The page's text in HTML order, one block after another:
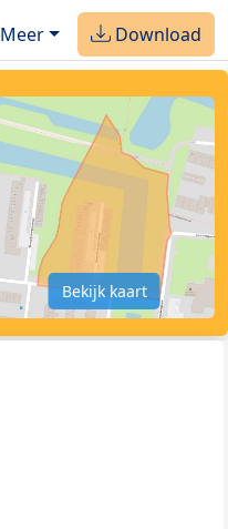
Meer Download
Bekijk kaart